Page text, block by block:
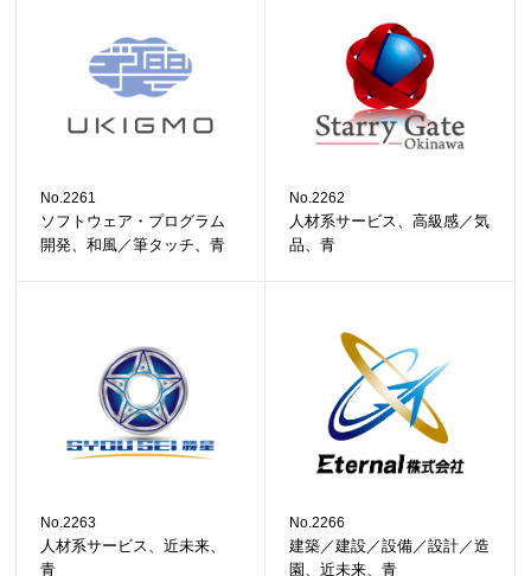
No.2261
ソフトウェア・プログラム
開発、和風／筆タッチ、青
No.2262
人材系サービス、高級感／気
品、青
No.2263
人材系サービス、近未来、
青
No.2266
建築／建設／設備／設計／造
園、近未来、青